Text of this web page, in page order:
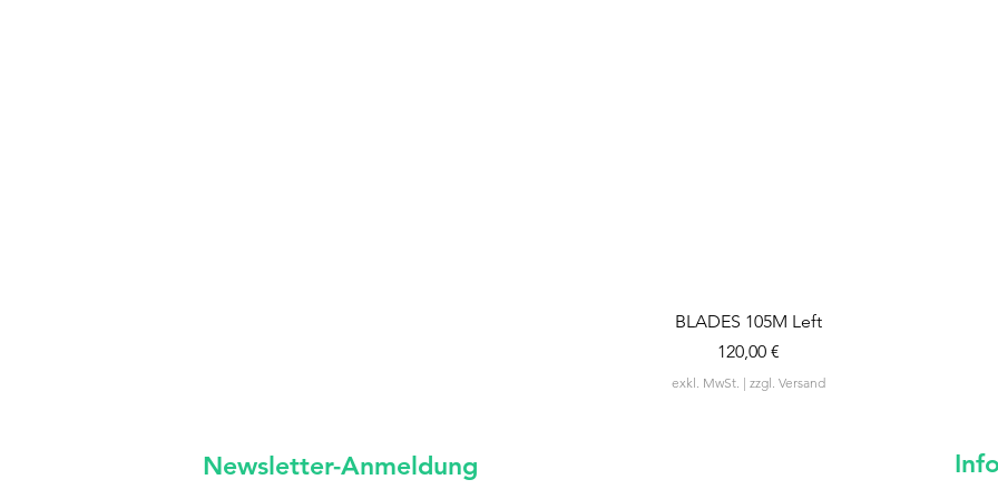
Schnellansicht
BLADES 105M Left
Preis
120,00 €
exkl. MwSt. | zzgl. Versand
Newsletter-Anmeldung